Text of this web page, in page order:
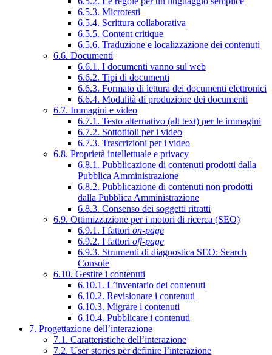
6.5.3. Microtesti
6.5.4. Scrittura collaborativa
6.5.5. Content critique
6.5.6. Traduzione e localizzazione dei contenuti
6.6. Documenti
6.6.1. I documenti vanno sul web
6.6.2. Tipi di documenti
6.6.3. Formato di lettura dei documenti elettronici
6.6.4. Modalità di produzione dei documenti
6.7. Immagini e video
6.7.1. Testo alternativo (alt text) per le immagini
6.7.2. Sottotitoli per i video
6.7.3. Trascrizioni per i video
6.8. Proprietà intellettuale e privacy
6.8.1. Pubblicazione di contenuti prodotti dalla
Pubblica Amministrazione
6.8.2. Pubblicazione di contenuti non prodotti
dalla Pubblica Amministrazione
6.8.3. Consenso dei soggetti ritratti
6.9. Ottimizzazione per i motori di ricerca (SEO)
6.9.1. I fattori on-page
6.9.2. I fattori off-page
6.9.3. Strumenti di diagnostica SEO: Search
Console
6.10. Gestire i contenuti
6.10.1. L’inventario dei contenuti
6.10.2. Revisionare i contenuti
6.10.3. Migrare i contenuti
6.10.4. Pubblicare i contenuti
7. Progettazione dell’interazione
7.1. Caratteristiche dell’interazione
7.2. User stories per definire l’interazione